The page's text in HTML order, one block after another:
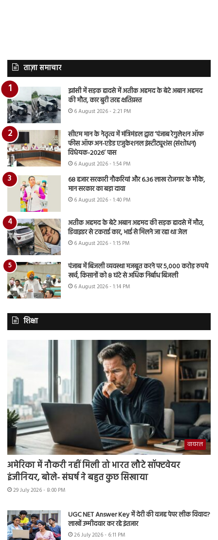
ताज़ा समाचार
झांसी में सड़क हादसे में अतीक अहमद के बेटे अबान अहमद
की मौत, कार बुरी तरह क्षतिग्रस्त
6 August 2026 - 2:21 PM
सीएम मान के नेतृत्व में मंत्रिमंडल द्वारा ‘पंजाब रेगुलेशन ऑफ
फीस ऑफ अन-एडेड एजुकेशनल इंस्टीट्यूशंस (संशोधन)
विधेयक-2026’ पास
6 August 2026 - 1:54 PM
68 हजार सरकारी नौकरियां और 6.36 लाख रोजगार के मौके,
मान सरकार का बड़ा दावा
6 August 2026 - 1:40 PM
अतीक अहमद के बेटे अबान अहमद की सड़क हादसे में मौत,
डिवाइडर से टकराई कार, भाई से मिलने जा रहा था जेल
6 August 2026 - 1:15 PM
पंजाब में बिजली व्यवस्था मजबूत करने पर 5,000 करोड़ रुपये
खर्च, किसानों को 8 घंटे से अधिक निर्बाध बिजली
6 August 2026 - 1:14 PM
शिक्षा
वायरल
अमेरिका में नौकरी नहीं मिली तो भारत लौटे सॉफ्टवेयर
इंजीनियर, बोले- संघर्ष ने बहुत कुछ सिखाया
29 July 2026 - 8:00 PM
UGC NET Answer Key में देरी की वजह पेपर लीक विवाद?
लाखों उम्मीदवार कर रहे इंतजार
26 July 2026 - 6:11 PM